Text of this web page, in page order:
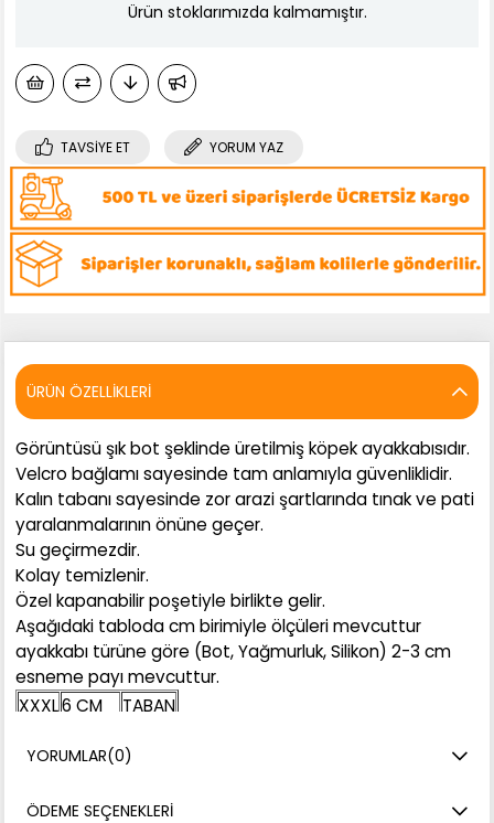
Ürün stoklarımızda kalmamıştır.
TAVSIYE ET YORUM YAZ
ÜRÜN ÖZELLIKLERI
Görüntüsü şık bot şeklinde üretilmiş köpek ayakkabısıdır.
Velcro bağlamı sayesinde tam anlamıyla güvenliklidir.
Kalın tabanı sayesinde zor arazi şartlarında tınak ve pati
yaralanmalarının önüne geçer.
Su geçirmezdir.
Kolay temizlenir.
Özel kapanabilir poşetiyle birlikte gelir.
Aşağıdaki tabloda cm birimiyle ölçüleri mevcuttur
ayakkabı türüne göre (Bot, Yağmurluk, Silikon) 2-3 cm
esneme payı mevcuttur.
XXXL6 CM
TABAN
XL
5 CM
TABAN
YORUMLAR(0)
ÖDEME SEÇENEKLERI